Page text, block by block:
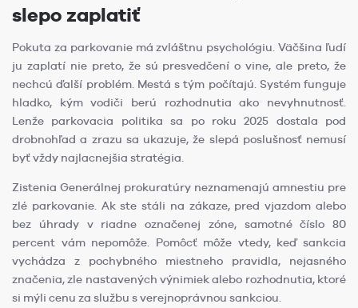
slepo zaplatiť
Pokuta za parkovanie má zvláštnu psychológiu. Väčšina ľudí
ju zaplatí nie preto, že sú presvedčení o vine, ale preto, že
nechcú ďalší problém. Mestá s tým počítajú. Systém funguje
hladko, kým vodiči berú rozhodnutia ako nevyhnutnosť.
Lenže parkovacia politika sa po roku 2025 dostala pod
drobnohľad a zrazu sa ukazuje, že slepá poslušnosť nemusí
byť vždy najlacnejšia stratégia.
Zistenia Generálnej prokuratúry neznamenajú amnestiu pre
zlé parkovanie. Ak ste stáli na zákaze, pred vjazdom alebo
bez úhrady v riadne označenej zóne, samotné číslo 80
percent vám nepomôže. Pomôcť môže vtedy, keď sankcia
vychádza z pochybného miestneho pravidla, nejasného
značenia, zle nastavených výnimiek alebo rozhodnutia, ktoré
si mýli cenu za službu s verejnoprávnou sankciou.